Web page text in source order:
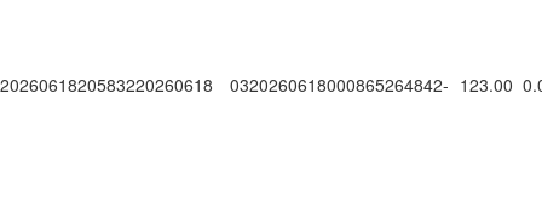
2026061820583220260618 0320260618000865264842- 123.00